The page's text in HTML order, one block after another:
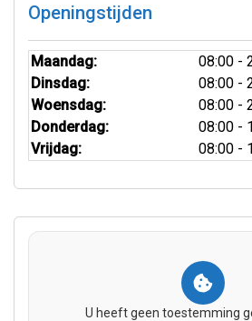
Openingstijden
Maandag:
08:00 -
Dinsdag:
08:00 -
Woensdag:
08:00 -
Donderdag:
08:00 -
Vrijdag:
08:00 -
U heeft geen toestemming